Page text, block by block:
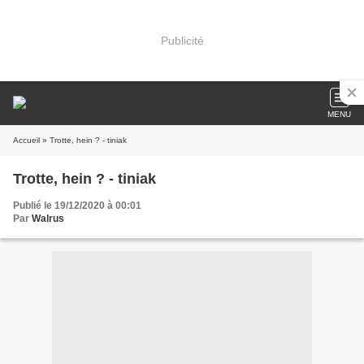
Publicité
MENU
Accueil » Trotte, hein ? - tiniak
Trotte, hein ? - tiniak
Publié le 19/12/2020 à 00:01
Par Walrus